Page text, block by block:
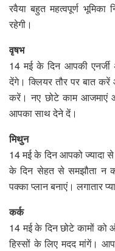
रवैया बहुत महत्वपूर्ण
रहेगी।
वृषभ
14 मई के दिन आपकी
देंगे। क्लियर तौर पर बात
करें। नए छोटे काम आजमाएं
आपका साथ देने दें।
मिथुन
14 मई के दिन आपको ज्यादा
के दिन सेहत से समझौता न
पक्का प्लान बनाएं। लगातार
कर्क
14 मई के दिन छोटे कामों
हिस्सों के लिए मदद मांगें।